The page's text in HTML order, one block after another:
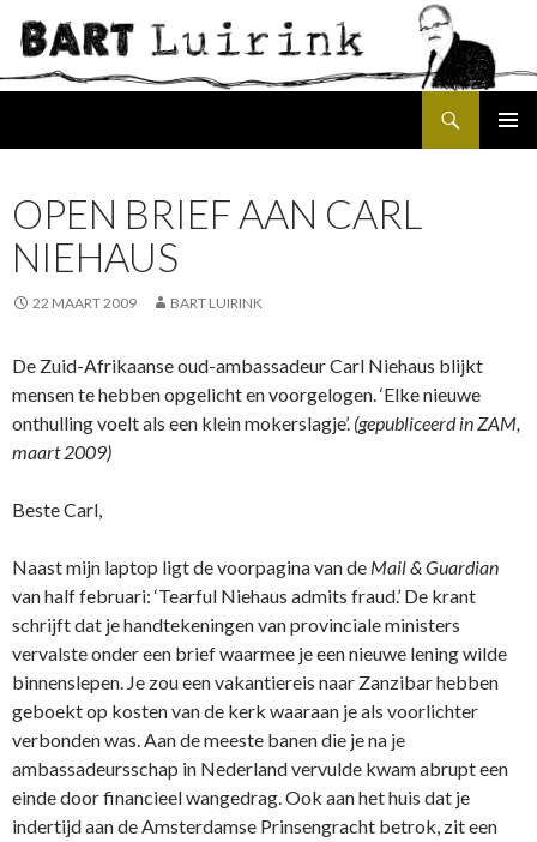
OPEN BRIEF AAN CARL
NIEHAUS
22 MAART 2009 BART LUIRINK
De Zuid-Afrikaanse oud-ambassadeur Carl Niehaus blijkt
mensen te hebben opgelicht en voorgelogen. ‘Elke nieuwe
onthulling voelt als een klein mokerslagje’. (gepubliceerd in ZAM,
maart 2009)
Beste Carl,
Naast mijn laptop ligt de voorpagina van de Mail & Guardian
van half februari: ‘Tearful Niehaus admits fraud.’ De krant
schrijft dat je handtekeningen van provinciale ministers
vervalste onder een brief waarmee je een nieuwe lening wilde
binnenslepen. Je zou een vakantiereis naar Zanzibar hebben
geboekt op kosten van de kerk waaraan je als voorlichter
verbonden was. Aan de meeste banen die je na je
ambassadeursschap in Nederland vervulde kwam abrupt een
einde door financieel wangedrag. Ook aan het huis dat je
indertijd aan de Amsterdamse Prinsengracht betrok, zit een